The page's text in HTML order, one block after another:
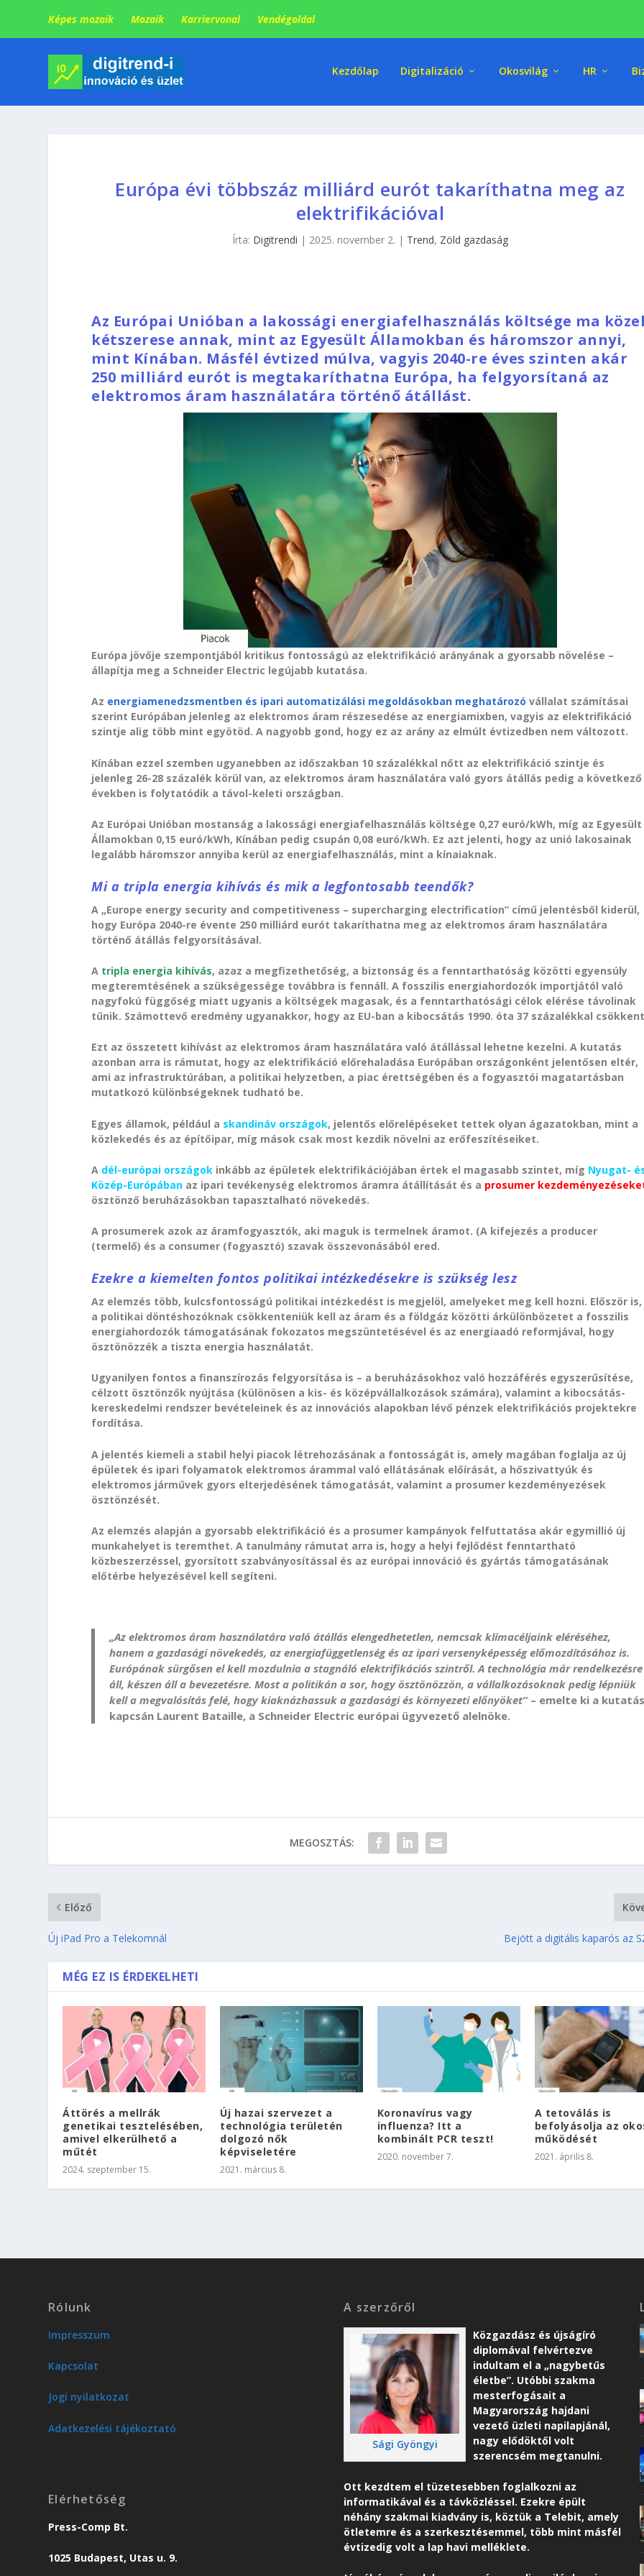
Képes mozaik Mozaik Karriervonal Vendégoldal
Kezdőlap Digitalizáció Okosvilág HR
Európa évi többszáz milliárd eurót takaríthatna meg az
elektrifikációval
Írta: Digitrendi | 2025. november 2. | Trend, Zöld gazdaság
Az Európai Unióban a lakossági energiafelhasználás költsége ma közel
kétszerese annak, mint az Egyesült Államokban és háromszor annyi,
mint Kínában. Másfél évtized múlva, vagyis 2040-re éves szinten akár
250 milliárd eurót is megtakaríthatna Európa, ha felgyorsítaná az
elektromos áram használatára történő átállást.
Európa jövője szempontjából kritikus fontosságú az elektrifikáció arányának a gyorsabb növelése –
állapítja meg a Schneider Electric legújabb kutatása.
Az energiamenedzsmentben és ipari automatizálási megoldásokban meghatározó vállalat számításai
szerint Európában jelenleg az elektromos áram részesedése az energiamixben, vagyis az elektrifikáció
szintje alig több mint egyötöd. A nagyobb gond, hogy ez az arány az elmúlt évtizedben nem változott.
Kínában ezzel szemben ugyanebben az időszakban 10 százalékkal nőtt az elektrifikáció szintje és
jelenleg 26-28 százalék körül van, az elektromos áram használatára való gyors átállás pedig a következő
években is folytatódik a távol-keleti országban.
Az Európai Unióban mostanság a lakossági energiafelhasználás költsége 0,27 euró/kWh, míg az Egyesült
Államokban 0,15 euró/kWh, Kínában pedig csupán 0,08 euró/kWh. Ez azt jelenti, hogy az unió lakosainak
legalább háromszor annyiba kerül az energiafelhasználás, mint a kínaiaknak.
Mi a tripla energia kihívás és mik a legfontosabb teendők?
A „Europe energy security and competitiveness – supercharging electrification” című jelentésből kiderül,
hogy Európa 2040-re évente 250 milliárd eurót takaríthatna meg az elektromos áram használatára
történő átállás felgyorsításával.
A tripla energia kihívás, azaz a megfizethetőség, a biztonság és a fenntarthatóság közötti egyensúly
megteremtésének a szükségessége továbbra is fennáll. A fosszilis energiahordozók importjától való
nagyfokú függőség miatt ugyanis a költségek magasak, és a fenntarthatósági célok elérése távolinak
tűnik. Számottevő eredmény ugyanakkor, hogy az EU-ban a kibocsátás 1990. óta 37 százalékkal
Ezt az összetett kihívást az elektromos áram használatára való átállással lehetne kezelni. A kutatás
azonban arra is rámutat, hogy az elektrifikáció előrehaladása Európában országonként jelentősen eltér,
ami az infrastruktúrában, a politikai helyzetben, a piac érettségében és a fogyasztói magatartásban
mutatkozó különbségeknek tudható be.
Egyes államok, például a skandináv országok, jelentős előrelépéseket tettek olyan ágazatokban, mint a
közlekedés és az építőipar, míg mások csak most kezdik növelni az erőfeszítéseiket.
A dél-európai országok inkább az épületek elektrifikációjában értek el magasabb szintet, míg Nyugat-
Közép-Európában az ipari tevékenység elektromos áramra átállítását és a prosumer
ösztönző beruházásokban tapasztalható növekedés.
A prosumerek azok az áramfogyasztók, aki maguk is termelnek áramot. (A kifejezés a producer
(termelő) és a consumer (fogyasztó) szavak összevonásából ered.
Ezekre a kiemelten fontos politikai intézkedésekre is szükség lesz
Az elemzés több, kulcsfontosságú politikai intézkedést is megjelöl, amelyeket meg kell hozni. Először is,
a politikai döntéshozóknak csökkenteniük kell az áram és a földgáz közötti árkülönbözetet a fosszilis
energiahordozók támogatásának fokozatos megszüntetésével és az energiaadó reformjával, hogy
ösztönözzék a tiszta energia használatát.
Ugyanilyen fontos a finanszírozás felgyorsítása is – a beruházásokhoz való hozzáférés egyszerűsítése,
célzott ösztönzők nyújtása (különösen a kis- és középvállalkozások számára), valamint a kibocsátás-
kereskedelmi rendszer bevételeinek és az innovációs alapokban lévő pénzek elektrifikációs projektekre
fordítása.
A jelentés kiemeli a stabil helyi piacok létrehozásának a fontosságát is, amely magában foglalja az új
épületek és ipari folyamatok elektromos árammal való ellátásának előírását, a hőszivattyúk és
elektromos járművek gyors elterjedésének támogatását, valamint a prosumer kezdeményezések
ösztönzését.
Az elemzés alapján a gyorsabb elektrifikáció és a prosumer kampányok felfuttatása akár egymillió új
munkahelyet is teremthet. A tanulmány rámutat arra is, hogy a helyi fejlődést fenntartható
közbeszerzéssel, gyorsított szabványosítással és az európai innováció és gyártás támogatásának
előtérbe helyezésével kell segíteni.
„Az elektromos áram használatára való átállás elengedhetetlen, nemcsak klímacéljaink eléréséhez,
hanem a gazdasági növekedés, az energiafüggetlenség és az ipari versenyképesség előmozdításához is.
Európának sürgősen el kell mozdulnia a stagnáló elektrifikációs szintről. A technológia már rendelkezésre
áll, készen áll a bevezetésre. Most a politikán a sor, hogy ösztönözzön, a vállalkozásoknak pedig lépniük
kell a megvalósítás felé, hogy kiaknázhassuk a gazdasági és környezeti előnyöket” – emelte ki a kutatás
kapcsán Laurent Bataille, a Schneider Electric európai ügyvezető alelnöke.
MEGOSZTÁS:
Előző
Új iPad Pro a Telekomnál Bejött a digitális kaparós az
MÉG EZ IS ÉRDEKELHETI
Áttörés a mellrák
genetikai tesztelésében,
amivel elkerülhető a
műtét
2024. szeptember 15.
Új hazai szervezet a
technológia területén
dolgozó nők
képviseletére
2021. március 8.
Koronavírus vagy
influenza? Itt a
kombinált PCR teszt!
2020. november 7.
A tetoválás is
befolyásolja az
működését
2021. április 8.
Rólunk
Impresszum
Kapcsolat
Jogi nyilatkozat
Adatkezelési tájékoztató
Elérhetőség
Press-Comp Bt.
1025 Budapest, Utas u. 9.
A szerzőről
Sági Gyöngyi
Közgazdász és újságíró
diplomával felvértezve
indultam el a „nagybetűs
életbe”. Utóbbi szakma
mesterfogásait a
Magyarország hajdani
vezető üzleti napilapjánál,
nagy elődöktől volt
szerencsém megtanulni.
Ott kezdtem el tüzetesebben foglalkozni az
informatikával és a távközléssel. Ezekre épült
néhány szakmai kiadvány is, köztük a Telebit, amely
ötletemre és a szerkesztésemmel, több mint másfél
évtizedig volt a lap havi melléklete.